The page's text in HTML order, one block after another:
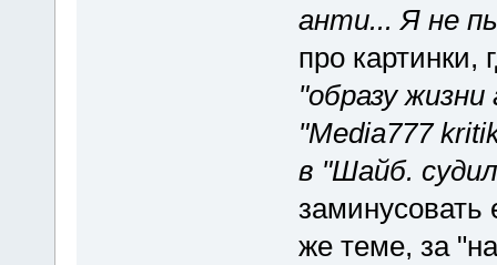
анти... Я не
про
"образу
"Media777
в "Шайб.
же теме, за